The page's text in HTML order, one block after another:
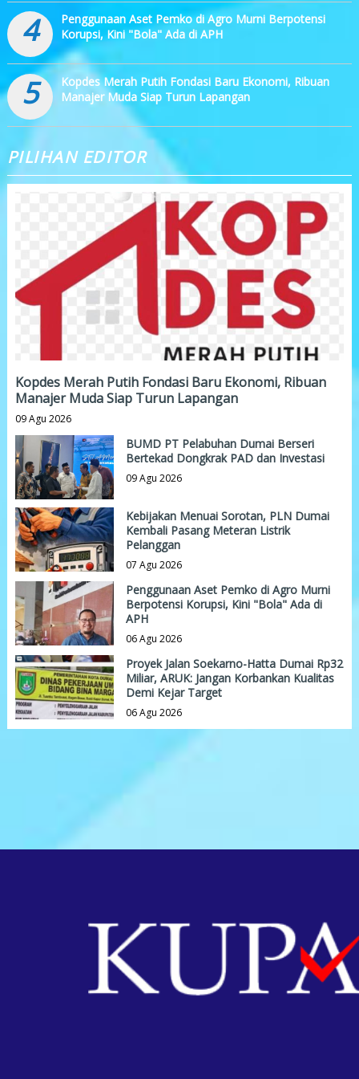
4
Penggunaan Aset Pemko di Agro Murni Berpotensi
Korupsi, Kini "Bola" Ada di APH
5
Kopdes Merah Putih Fondasi Baru Ekonomi, Ribuan
Manajer Muda Siap Turun Lapangan
PILIHAN EDITOR
Kopdes Merah Putih Fondasi Baru Ekonomi, Ribuan
Manajer Muda Siap Turun Lapangan
09 Agu 2026
BUMD PT Pelabuhan Dumai Berseri
Bertekad Dongkrak PAD dan Investasi
09 Agu 2026
Kebijakan Menuai Sorotan, PLN Dumai
Kembali Pasang Meteran Listrik
Pelanggan
07 Agu 2026
Penggunaan Aset Pemko di Agro Murni
Berpotensi Korupsi, Kini "Bola" Ada di
APH
06 Agu 2026
Proyek Jalan Soekarno-Hatta Dumai Rp32
Miliar, ARUK: Jangan Korbankan Kualitas
Demi Kejar Target
06 Agu 2026